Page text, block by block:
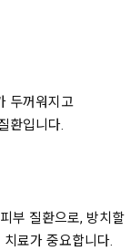
두꺼워지고
환입니다.
부 질환으로, 방치할
료가 중요합니다.